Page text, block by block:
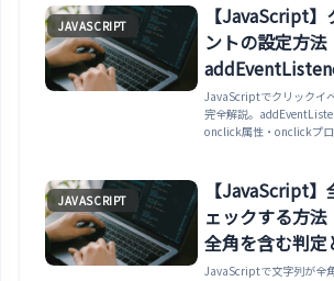
JAVASCRIPT
【JavaScript
ントの設定方法
ブジェクト・
ベント委任・実
JavaScriptでクリックイ
完全解説。
onclick属性・onclickプロ
stopPropagation）、バ
ング、イベント委任（
once・passiveオプション
クリックの検出、トグル
閉・連打防止の実務パタ
JAVASCRIPT
【JavaScript
ェックする方法
全角を含む判定
落とし穴
JavaScriptで文字列が全